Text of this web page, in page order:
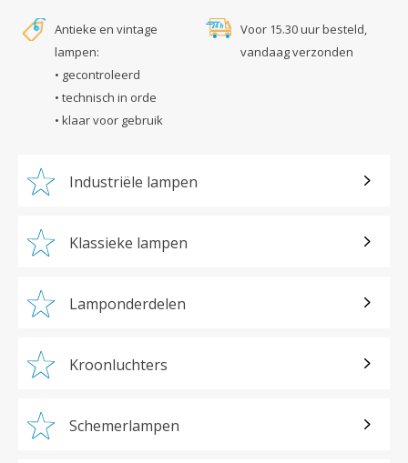
Antieke en vintage
lampen:
• gecontroleerd
• technisch in orde
• klaar voor gebruik
Voor 15.30 uur besteld,
vandaag verzonden
Industriële lampen
Klassieke lampen
Lamponderdelen
Kroonluchters
Schemerlampen